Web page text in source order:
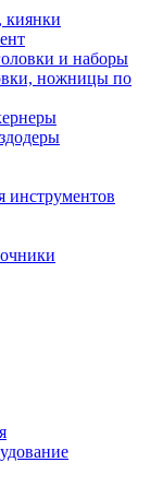
киянки
и наборы
ножницы по